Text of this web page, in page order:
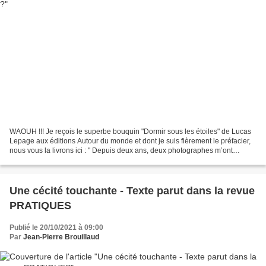
WAOUH !!! Je reçois le superbe bouquin "Dormir sous les étoiles" de Lucas
Lepage aux éditions Autour du monde et dont je suis fièrement le préfacier,
nous vous la livrons ici : " Depuis deux ans, deux photographes m’ont
Une cécité touchante - Texte parut dans la revue
PRATIQUES
Publié le 20/10/2021 à 09:00
Par Jean-Pierre Brouillaud